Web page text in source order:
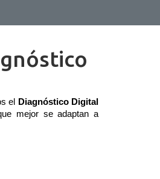
el
Diagnóstico Digital
mejor se adaptan a